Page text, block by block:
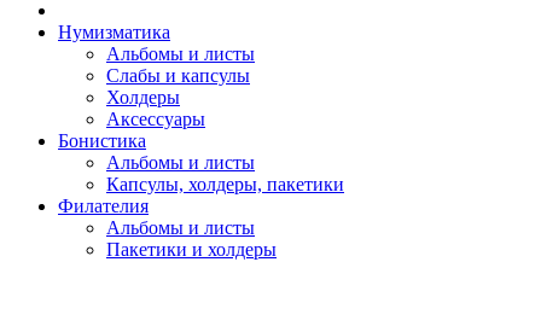
Нумизматика
Альбомы и листы
Слабы и капсулы
Холдеры
Аксессуары
Бонистика
Альбомы и листы
Капсулы, холдеры, пакетики
Филателия
Альбомы и листы
Пакетики и холдеры